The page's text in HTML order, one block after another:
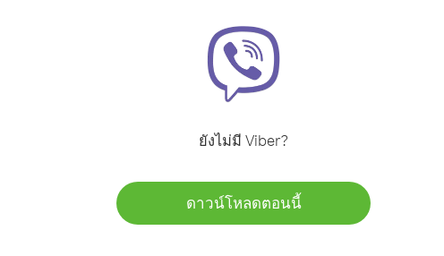
ยังไม่มี Viber?
ดาวน์โหลดตอนนี้